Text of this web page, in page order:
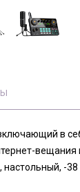
в
вещания
-